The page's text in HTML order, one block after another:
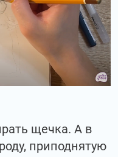
щечка. А в
приподнятую